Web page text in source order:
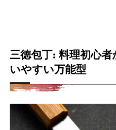
三徳包丁: 料理初心
いやすい万能型